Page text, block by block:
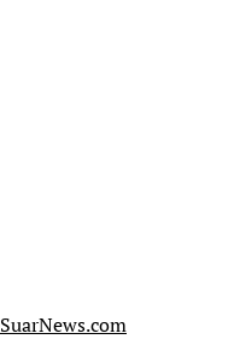
SuarNews.com